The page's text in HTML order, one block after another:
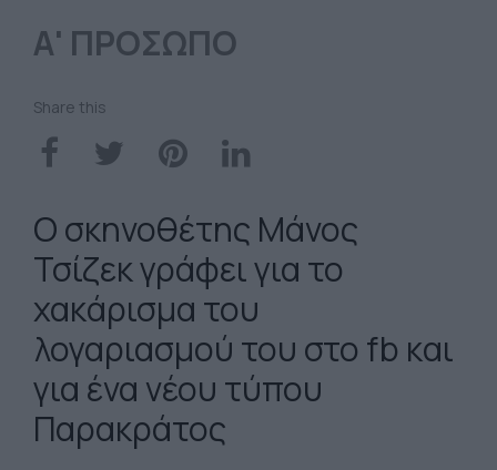
Α' ΠΡΟΣΩΠΟ
Share this
Ο σκηνοθέτης Μάνος
Τσίζεκ γράφει για το
χακάρισμα του
λογαριασμού του στο fb και
για ένα νέου τύπου
Παρακράτος